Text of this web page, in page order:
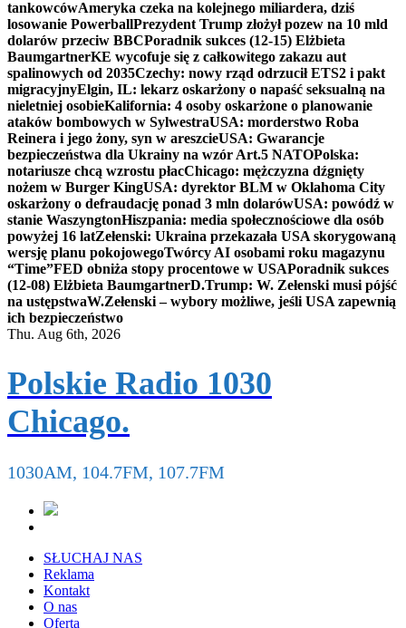
tankowcówAmeryka czeka na kolejnego miliardera, dziś
losowanie PowerballPrezydent Trump złożył pozew na 10 mld
dolarów przeciw BBCPoradnik sukces (12-15) Elżbieta
BaumgartnerKE wycofuje się z całkowitego zakazu aut
spalinowych od 2035Czechy: nowy rząd odrzucił ETS2 i pakt
migracyjnyElgin, IL: lekarz oskarżony o napaść seksualną na
nieletniej osobieKalifornia: 4 osoby oskarżone o planowanie
ataków bombowych w SylwestraUSA: morderstwo Roba
Reinera i jego żony, syn w areszcieUSA: Gwarancje
bezpieczeństwa dla Ukrainy na wzór Art.5 NATOPolska:
notariusze chcą wzrostu płacChicago: mężczyzna dźgnięty
nożem w Burger KingUSA: dyrektor BLM w Oklahoma City
oskarżony o defraudację ponad 3 mln dolarówUSA: powódź w
stanie WaszyngtonHiszpania: media społecznościowe dla osób
powyżej 16 latZełenski: Ukraina przekazała USA skorygowaną
wersję planu pokojowegoTwórcy AI osobami roku magazynu
“Time”FED obniża stopy procentowe w USAPoradnik sukces
(12-08) Elżbieta BaumgartnerD.Trump: W. Zełenski musi pójść
na ustępstwaW.Zełenski – wybory możliwe, jeśli USA zapewnią
ich bezpieczeństwo
Thu. Aug 6th, 2026
Polskie Radio 1030
Chicago.
1030AM, 104.7FM, 107.7FM
SŁUCHAJ NAS
Reklama
Kontakt
O nas
Oferta